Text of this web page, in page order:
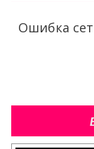
Ошибка